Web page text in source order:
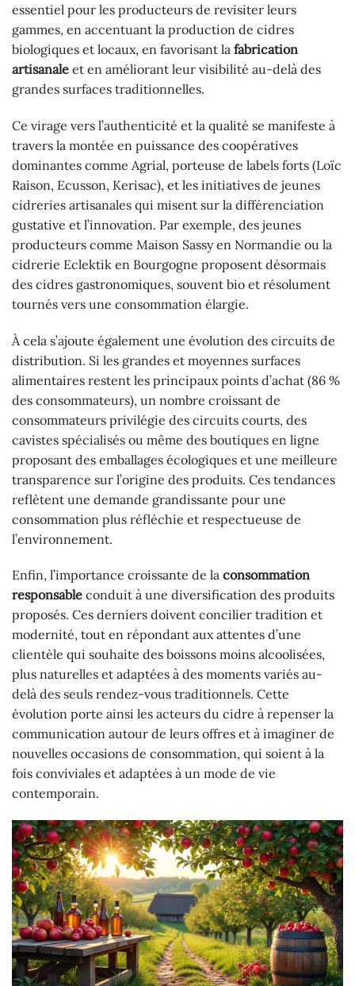
essentiel pour les producteurs de revisiter leurs
gammes, en accentuant la production de cidres
biologiques et locaux, en favorisant la fabrication
artisanale et en améliorant leur visibilité au-delà des
grandes surfaces traditionnelles.
Ce virage vers l’authenticité et la qualité se manifeste à
travers la montée en puissance des coopératives
dominantes comme Agrial, porteuse de labels forts (Loïc
Raison, Ecusson, Kerisac), et les initiatives de jeunes
cidreries artisanales qui misent sur la différenciation
gustative et l’innovation. Par exemple, des jeunes
producteurs comme Maison Sassy en Normandie ou la
cidrerie Eclektik en Bourgogne proposent désormais
des cidres gastronomiques, souvent bio et résolument
tournés vers une consommation élargie.
À cela s’ajoute également une évolution des circuits de
distribution. Si les grandes et moyennes surfaces
alimentaires restent les principaux points d’achat (86 %
des consommateurs), un nombre croissant de
consommateurs privilégie des circuits courts, des
cavistes spécialisés ou même des boutiques en ligne
proposant des emballages écologiques et une meilleure
transparence sur l’origine des produits. Ces tendances
reflètent une demande grandissante pour une
consommation plus réfléchie et respectueuse de
l’environnement.
Enfin, l’importance croissante de la consommation
responsable conduit à une diversification des produits
proposés. Ces derniers doivent concilier tradition et
modernité, tout en répondant aux attentes d’une
clientèle qui souhaite des boissons moins alcoolisées,
plus naturelles et adaptées à des moments variés au-
delà des seuls rendez-vous traditionnels. Cette
évolution porte ainsi les acteurs du cidre à repenser la
communication autour de leurs offres et à imaginer de
nouvelles occasions de consommation, qui soient à la
fois conviviales et adaptées à un mode de vie
contemporain.